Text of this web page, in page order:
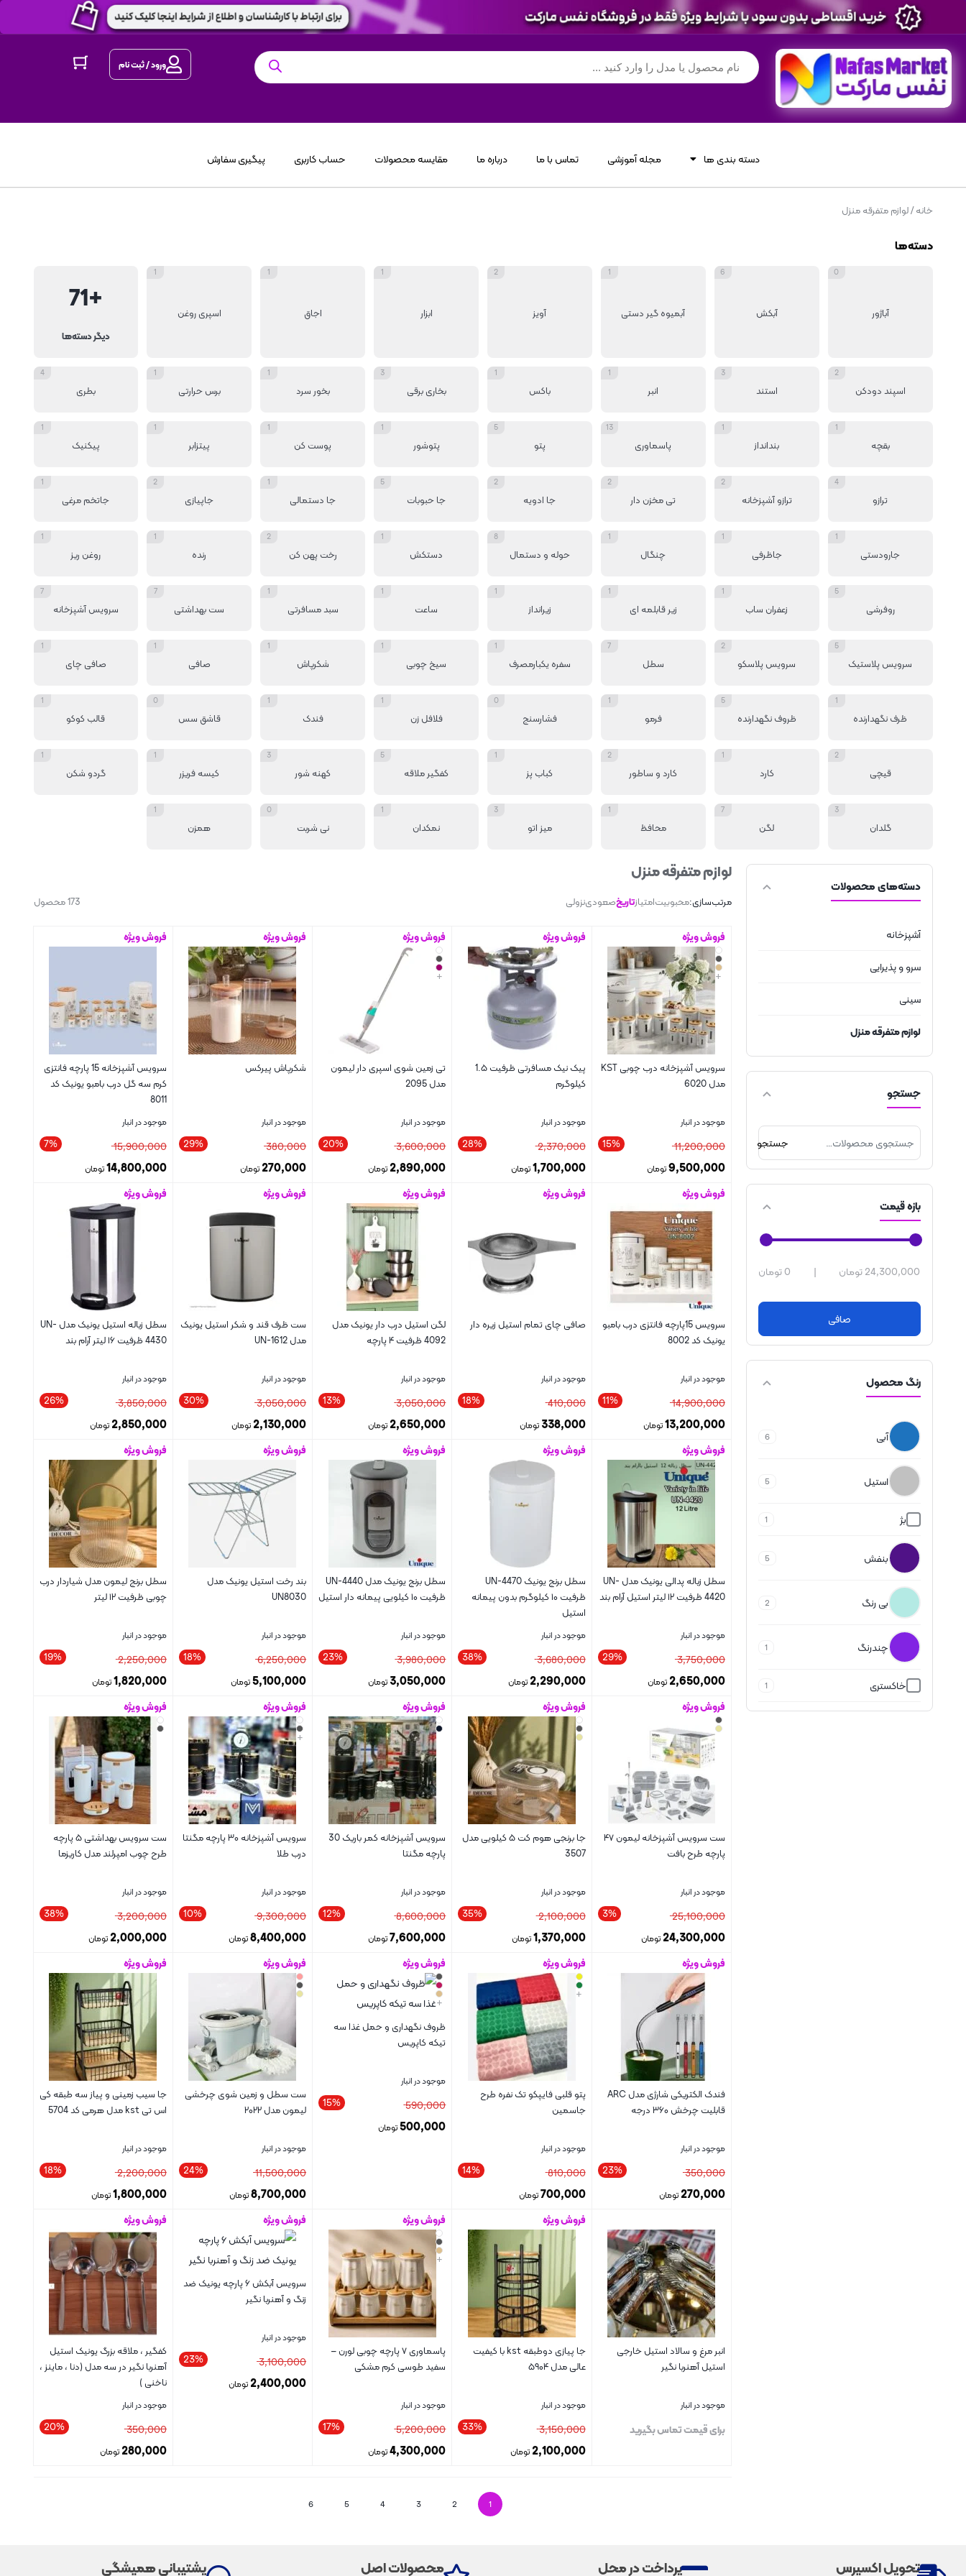
ورود / ثبت نام
دسته بندی ها مجله آموزشی تماس با ما درباره ما مقایسه محصولات حساب کاربری پیگیری سفارش
خانه/ لوازم متفرقه منزل
دسته‌ها
آباژور
0
آبکش
6
آبمیوه گیر دستی
1
آویز
2
ابزار
1
اجاق
1
اسپری روغن
1
+71
دیگر دسته‌ها
اسپند دودکن
2
استند
3
انبر
1
باکس
1
بخاری برقی
3
بخور سرد
1
برس حرارتی
1
بطری
4
بقچه
1
بندانداز
1
پاسماوری
13
پتو
5
پتوشور
1
پوست کن
1
پیتزابر
1
پیکنیک
1
ترازو
4
ترازو آشپزخانه
2
تی مخزن دار
2
جا ادویه
2
جا حبوبات
5
جا دستمالی
1
جاپیازی
2
جاتخم مرغی
1
جارودستی
1
جاظرفی
1
چنگال
1
حوله و دستمال
8
دستکش
1
رخت پهن کن
2
رنده
1
روغن ریز
1
روفرشی
5
زعفران ساب
1
زیر قابلمه ای
1
زیرانداز
1
ساعت
1
سبد مسافرتی
1
ست بهداشتی
7
سرویس آشپزخانه
7
سرویس پلاستیک
5
سرویس پلاسکو
2
سطل
7
سفره یکبارمصرف
1
سیخ چوبی
1
شکرپاش
1
صافی
1
صافی چای
1
ظرف نگهدارنده
1
ظروف نگهدارنده
5
فرمو
1
فشارسنج
0
فلافل زن
1
فندک
1
قاشق سس
0
قالب کوکو
1
قیچی
2
کارد
1
کارد و ساطور
2
کباب پز
1
کفگیر ملاقه
5
کهنه شور
3
کیسه فریزر
1
گردو شکن
1
گلدان
3
لگن
7
محافظ
1
میز اتو
3
نمکدان
1
نی شربت
0
همزن
1
دسته‌های محصولات
آشپزخانه
سرو و پذیرایی
سینی
لوازم متفرقه منزل
جستجو
جستجو
بازه قیمت
0 تومان | 24,300,000 تومان
صافی
رنگ محصول
آبی 6
استیل 5
بژ 1
بنفش 5
بی رنگ 2
چندرنگ 1
خاکستری 1
لوازم متفرقه منزل
173 محصول مرتب‌سازی:محبوبیتامتیازتاریخصعودینزولی
فروش ویژه
سرویس آشپزخانه درب چوبی KST
مدل 6020
موجود در انبار
15% 11,200,000
9,500,000تومان
بستن
+
فروش ویژه
پیک نیک مسافرتی ظرفیت 1.۵
کیلوگرم
موجود در انبار
28% 2,370,000
1,700,000تومان
بستن
فروش ویژه
تی زمین شوی اسپری دار لیمون
مدل 2095
موجود در انبار
20% 3,600,000
2,890,000 تومان
بستن
+
فروش ویژه
شکرپاش پیرکس
موجود در انبار
29% 380,000
270,000 تومان
بستن
فروش ویژه
سرویس آشپزخانه 15 پارچه فانتزی
کرم سه گل درب بامبو یونیک کد
8011
موجود در انبار
7% 15,900,000
14,800,000تومان
بستن
فروش ویژه
سرویس 15پارچه فانتزی درب بامبو
یونیک کد 8002
موجود در انبار
11% 14,900,000
13,200,000تومان
بستن
فروش ویژه
صافی چای تمام استیل زیره دار
موجود در انبار
18% 410,000
338,000 تومان
بستن
فروش ویژه
لگن استیل درب دار یونیک مدل
4092 ظرفیت ۴ پارچه
موجود در انبار
13% 3,050,000
2,650,000 تومان
بستن
فروش ویژه
ست ظرف قند و شکر استیل یونیک
مدل UN-1612
موجود در انبار
30% 3,050,000
2,130,000 تومان
بستن
فروش ویژه
سطل زباله استیل یونیک مدل UN-
4430 ظرفیت ۱۶ لیتر آرام بند
موجود در انبار
26% 3,850,000
2,850,000 تومان
بستن
فروش ویژه
سطل زباله پدالی یونیک مدل UN-
4420 ظرفیت ۱۲ لیتر استیل آرام بند
موجود در انبار
29% 3,750,000
2,650,000 تومان
بستن
فروش ویژه
سطل برنج یونیک UN-4470
ظرفیت ۱۰ کیلوگرم بدون پیمانه
استیل
موجود در انبار
38% 3,680,000
2,290,000 تومان
بستن
فروش ویژه
سطل برنج یونیک مدل UN-4440
ظرفیت ۱۰ کیلویی پیمانه دار استیل
موجود در انبار
23% 3,980,000
3,050,000 تومان
بستن
فروش ویژه
بند رخت استیل یونیک مدل
UN8030
موجود در انبار
18% 6,250,000
5,100,000تومان
بستن
فروش ویژه
سطل برنج لیمون مدل شیاردار درب
چوبی ظرفیت ۱۲ لیتر
موجود در انبار
19% 2,250,000
1,820,000تومان
بستن
فروش ویژه
ست سرویس آشپزخانه لیمون ۴۷
پارچه طرح بافت
موجود در انبار
3% 25,100,000
24,300,000 تومان
بستن
فروش ویژه
جا برنجی هوم کت ۵ کیلویی مدل
3507
موجود در انبار
35% 2,100,000
1,370,000تومان
بستن
فروش ویژه
سرویس آشپزخانه کمر باریک 30
پارچه مگنتا
موجود در انبار
12% 8,600,000
7,600,000تومان
بستن
فروش ویژه
سرویس آشپزخانه ۳۰ پارچه مگنتا
درب طلا
موجود در انبار
10% 9,300,000
8,400,000تومان
بستن
+
فروش ویژه
ست سرویس بهداشتی ۵ پارچه
طرح چوب امپرلند مدل کاریزما
موجود در انبار
38% 3,200,000
2,000,000 تومان
بستن
فروش ویژه
فندک الکتریکی شارژی مدل ARC
قابلیت چرخش ۳۶۰ درجه
موجود در انبار
23% 350,000
270,000 تومان
فروش ویژه
پتو قلبی فایپکو تک نفره طرح
جاسمین
موجود در انبار
14% 810,000
700,000تومان
بستن
+
فروش ویژه
ظروف نگهداری و حمل غذا سه
تیکه کاپریس
موجود در انبار
15% 590,000
500,000تومان
بستن
+
فروش ویژه
ست سطل و زمین شوی چرخشی
لیمون مدل ۲۰۲۲
موجود در انبار
24% 11,500,000
8,700,000تومان
بستن
فروش ویژه
جا سیب زمینی و پیاز سه طبقه کی
اس تی kst مدل هرمی کد 5704
موجود در انبار
18% 2,200,000
1,800,000تومان
بستن
انبر مرغ و سالاد استیل خارجی
استیل آهنربا نگیر
موجود در انبار
برای قیمت تماس بگیرید
فروش ویژه
جا پیازی دوطبقه kst با کیفیت
عالی مدل ۵۹۰۴
موجود در انبار
33% 3,150,000
2,100,000 تومان
فروش ویژه
پاسماوری ۷ پارچه چوبی لورن –
سفید طوسی کرم مشکی
موجود در انبار
17% 5,200,000
4,300,000تومان
+
فروش ویژه
سرویس آبکش ۶ پارچه یونیک ضد
زنگ و آهنربا نگیر
موجود در انبار
23% 3,100,000
2,400,000 تومان
فروش ویژه
کفگیر ، ملاقه بزرگ یونیک استیل
آهنربا نگیر در سه مدل (دنا ، ماینز ،
ناخنی )
موجود در انبار
20% 350,000
280,000 تومان
1
2
3
4
5
6
تحویل اکسپرس پرداخت در محل محصولات اصل پشتیبانی همیشگی